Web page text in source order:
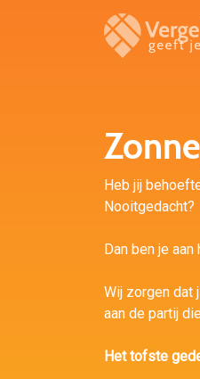
Heb jij
Nooitgedacht?
Dan ben je
Wij zorgen dat
aan de partij
Het tofste